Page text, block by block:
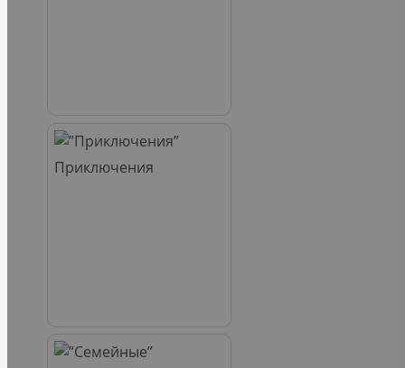
Приключения